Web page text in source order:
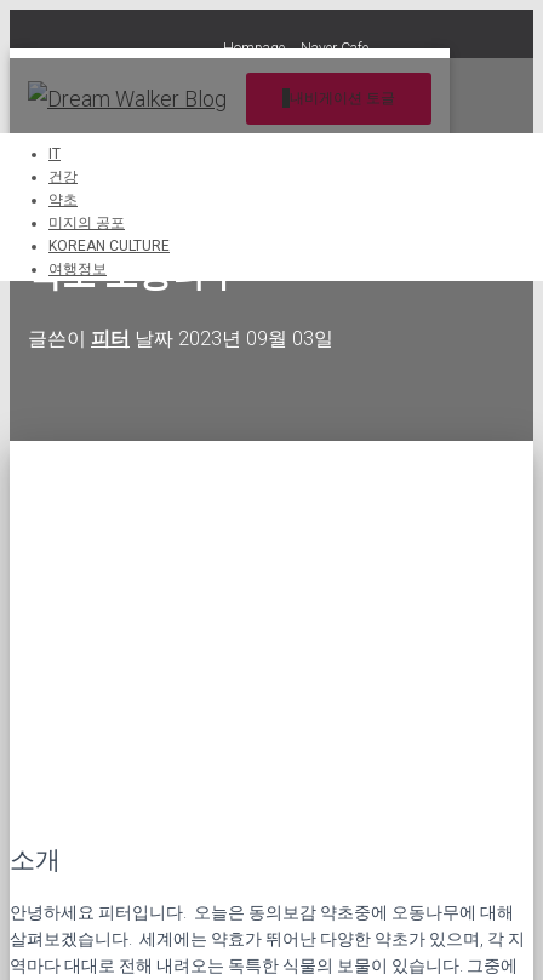
Hompage Naver Cafe
내비게이션 토글
IT
건강
약초
미지의 공포
KOREAN CULTURE
여행정보
산약초 효능과 활용법 동의보감
약초 오동나무
글쓴이 피터 날짜 2023년 09월 03일
소개
안녕하세요 피터입니다. 오늘은 동의보감 약초중에 오동나무에 대해
살펴보겠습니다. 세계에는 약효가 뛰어난 다양한 약초가 있으며, 각 지
역마다 대대로 전해 내려오는 독특한 식물의 보물이 있습니다. 그중에